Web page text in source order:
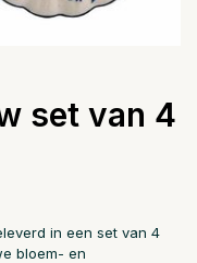
set van 4
in een set van 4
bloem- en